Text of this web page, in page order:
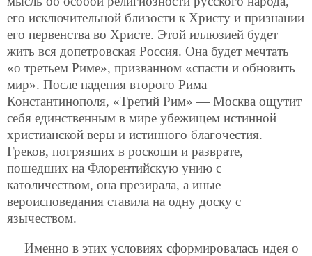
его исключительной близости к Христу и признании
его первенства во Христе. Этой иллюзией будет
жить вся допетровская Россия. Она будет мечтать
«о третьем Риме», призванном «спасти и обновить
мир». После падения второго Рима —
Константинополя, «Третий Рим» — Москва ощутит
себя единственным в мире убежищем истинной
христианской веры и истинного благочестия.
Греков, погрязших в роскоши и разврате,
пошедших на Флорентийскую унию с
католичеством, она презирала, а иные
вероисповедания ставила на одну доску с
язычеством.
Именно в этих условиях сформировалась идея о